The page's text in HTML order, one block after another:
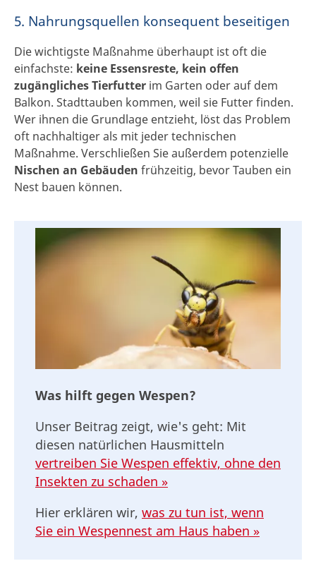
5. Nahrungsquellen konsequent beseitigen
Die wichtigste Maßnahme überhaupt ist oft die
einfachste: keine Essensreste, kein offen
zugängliches Tierfutter im Garten oder auf dem
Balkon. Stadttauben kommen, weil sie Futter finden.
Wer ihnen die Grundlage entzieht, löst das Problem
oft nachhaltiger als mit jeder technischen
Maßnahme. Verschließen Sie außerdem potenzielle
Nischen an Gebäuden frühzeitig, bevor Tauben ein
Nest bauen können.
Was hilft gegen Wespen?
Unser Beitrag zeigt, wie's geht: Mit
diesen natürlichen Hausmitteln
vertreiben Sie Wespen effektiv, ohne den
Insekten zu schaden »
Hier erklären wir, was zu tun ist, wenn
Sie ein Wespennest am Haus haben »